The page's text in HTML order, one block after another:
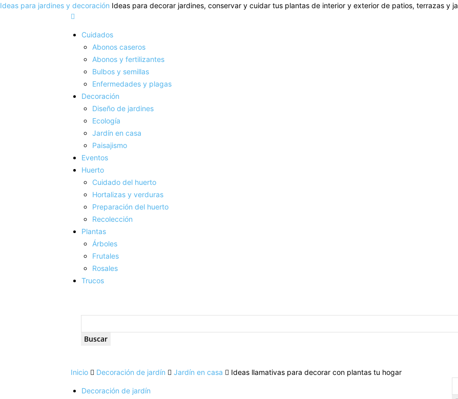
Ideas para jardines y decoración Ideas para decorar jardines, conservar y cuidar tus plantas de interior y exterior de patios, terrazas y
Cuidados
Abonos caseros
Abonos y fertilizantes
Bulbos y semillas
Enfermedades y plagas
Decoración
Diseño de jardines
Ecología
Jardín en casa
Paisajismo
Eventos
Huerto
Cuidado del huerto
Hortalizas y verduras
Preparación del huerto
Recolección
Plantas
Árboles
Frutales
Rosales
Trucos
Inicio Decoración de jardín Jardín en casa Ideas llamativas para decorar con plantas tu hogar
Decoración de jardín